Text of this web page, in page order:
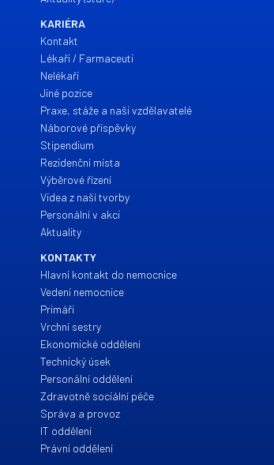
KARIÉRA
Kontakt
Lékaři / Farmaceuti
Nelékaři
Jiné pozice
Praxe, stáže a naši vzdělavatelé
Náborové příspěvky
Stipendium
Rezidenční místa
Výběrové řízení
Videa z naší tvorby
Personální v akci
Aktuality
KONTAKTY
Hlavní kontakt do nemocnice
Vedení nemocnice
Primáři
Vrchní sestry
Ekonomické oddělení
Technický úsek
Personální oddělení
Zdravotně sociální péče
Správa a provoz
IT oddělení
Právní oddělení